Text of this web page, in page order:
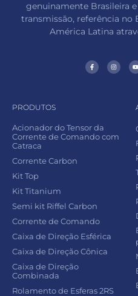
genuinamente Brasileira
transmissão, referência no
América Latina
PRODUTOS
Acionador do Tensor da
Corrente de Comando com
Catraca
Corrente Carbon
Kit Top
Kit Titanium
Semi kit Riffel Carbon
Corrente de Comando
Caixa de Direção Esférica
Caixa de Direção Cônica
Caixa de Direção
Combinada
Rolamento de Esferas 2RS